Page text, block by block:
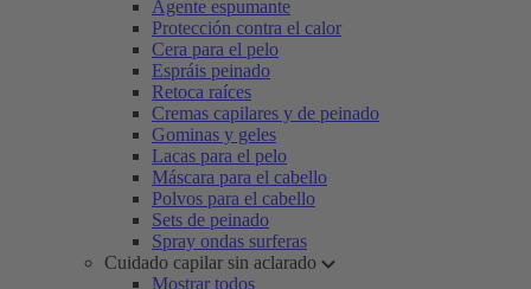
Agente espumante
Protección contra el calor
Cera para el pelo
Espráis peinado
Retoca raíces
Cremas capilares y de peinado
Gominas y geles
Lacas para el pelo
Máscara para el cabello
Polvos para el cabello
Sets de peinado
Spray ondas surferas
Cuidado capilar sin aclarado
Mostrar todos